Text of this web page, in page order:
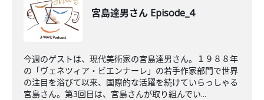
宮島達男さん Episode_4
今週のゲストは、現代美術家の宮島達男さん。１９８８年
の「ヴェネツィア・ビエンナーレ」の若手作家部門で世界
の注目を浴びて以来、国際的な活躍を続けていらっしゃる
宮島さん。第3回目は、宮島さんが取り組んでい...